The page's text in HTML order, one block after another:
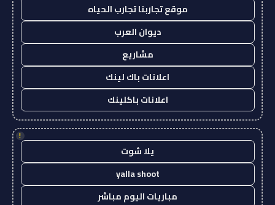
موقع تجاربنا تجارب الحياه
ديوان العرب
مشاريع
اعلانات باك لينك
اعلانات باكلينك
!
يلا شوت
yalla shoot
مباريات اليوم مباشر